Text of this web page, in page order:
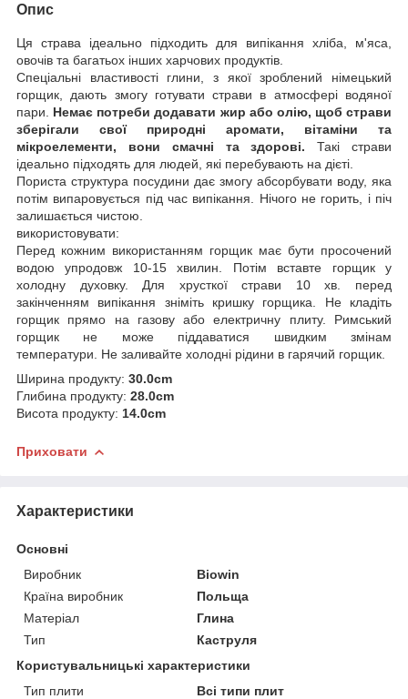
Опис
Ця страва ідеально підходить для випікання хліба, м'яса,
овочів та багатьох інших харчових продуктів.
Спеціальні властивості глини, з якої зроблений німецький
горщик, дають змогу готувати страви в атмосфері водяної
пари. Немає потреби додавати жир або олію, щоб страви
зберігали свої природні аромати, вітаміни та
мікроелементи, вони смачні та здорові.Такі страви
ідеально підходять для людей, які перебувають на дієті.
Пориста структура посудини дає змогу абсорбувати воду, яка
потім випаровується під час випікання. Нічого не горить, і піч
залишається чистою.
використовувати:
Перед кожним використанням горщик має бути просочений
водою упродовж 10-15 хвилин. Потім вставте горщик у
холодну духовку. Для хрусткої страви 10 хв. перед
закінченням випікання зніміть кришку горщика. Не кладіть
горщик прямо на газову або електричну плиту. Римський
горщик не може піддаватися швидким змінам
температури. Не заливайте холодні рідини в гарячий горщик.
Ширина продукту: 30.0cm
Глибина продукту: 28.0cm
Висота продукту: 14.0cm
Приховати
Характеристики
Основні
Виробник
Biowin
Країна виробник
Польща
Матеріал
Глина
Тип
Каструля
Користувальницькі характеристики
Тип плити
Всі типи плит